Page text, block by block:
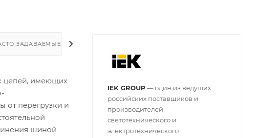
ЗАДАВАЕМЫЕ ВОПРОСЫ
цепей, имеющих
от перегрузки и
шиной
IEK GROUP — один из ведущих
российских поставщиков и
производителей
светотехнического и
электротехнического